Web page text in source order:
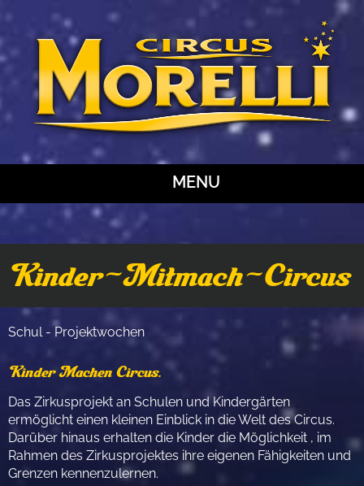
MENU
Kinder-Mitmach-Circus
Schul - Projektwochen
Kinder Machen Circus.
Das Zirkusprojekt an Schulen und Kindergärten
ermöglicht einen kleinen Einblick in die Welt des Circus.
Darüber hinaus erhalten die Kinder die Möglichkeit , im
Rahmen des Zirkusprojektes ihre eigenen Fähigkeiten und
Grenzen kennenzulernen.